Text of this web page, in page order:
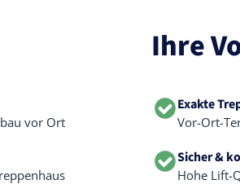
Ihre
vor Ort
Exakte
Vor-Ort-
Sicher &
Hohe Lift-